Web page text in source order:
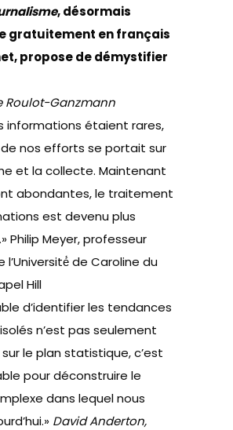
, désormais
gratuitement en français
, propose de démystifier
Roulot-Ganzmann
informations étaient rares,
de nos efforts se portait sur
et la collecte. Maintenant
abondantes, le traitement
est devenu plus
Philip Meyer, professeur
de Caroline du
Hill
d’identifier les tendances
n’est pas seulement
le plan statistique, c’est
pour déconstruire le
dans lequel nous
David Anderton,